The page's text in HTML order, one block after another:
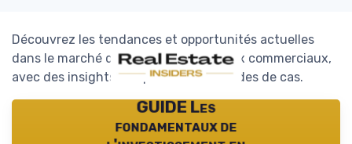
Découvrez les tendances et opportunités actuelles
dans le marché de la location de locaux commerciaux,
avec des insights d'experts et des études de cas.
GUIDE Les
fondamentaux de